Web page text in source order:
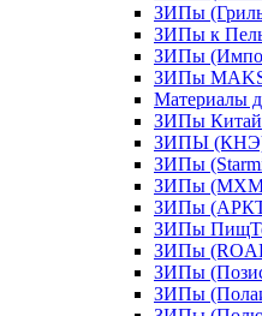
ЗИПы
ЗИПы к
ЗИПы
ЗИПы
Материалы
ЗИПы Китай
ЗИПЫ
ЗИПы
ЗИПы
ЗИПы
ЗИПы
ЗИПы
ЗИПы
ЗИПы